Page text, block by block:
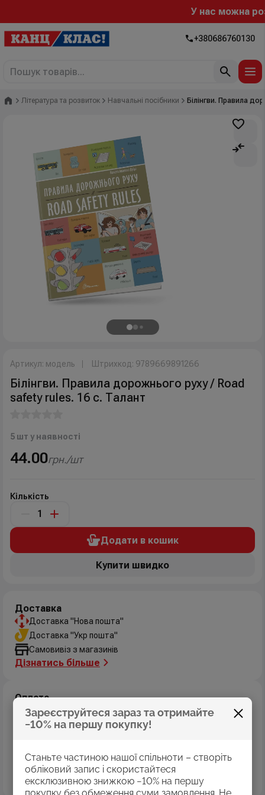
У нас можна
+380686760130
Зареєструйтеся зараз та отримайте
−10% на першу покупку!
Станьте частиною нашої спільноти – створіть
обліковий запис і скористайтеся
ексклюзивною знижкою −10% на першу
покупку без обмеження суми замовлення. Не
Головна
Література та розвиток Навчальні посібники Білінгви. Правила
Артикул: модель Штрихкод: 9789669891266
Білінгви. Правила дорожнього руху / Road
safety rules. 16 с. Талант
5 шт у наявності
44.00грн./шт
Кількість
Додати в кошик
Купити швидко
Доставка
Доставка "Нова пошта"
Доставка "Укр пошта"
Самовивіз з магазинів
Дізнатись більше
Оплата
Оплата картками Visa
MasterCard
Накладений платіж
Безготівковий розрахунок
Дізнатись більше